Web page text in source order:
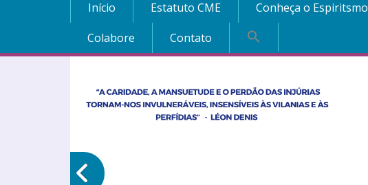
Início Estatuto CME Conheça o Espiritsmo
Colabore
Contato